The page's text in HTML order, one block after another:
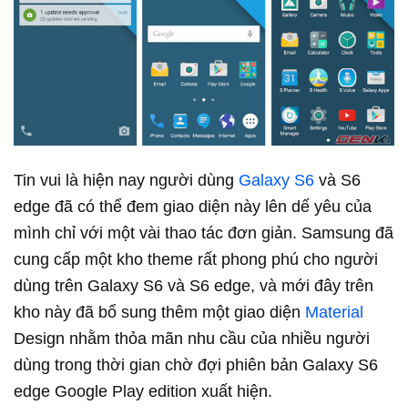
Tin vui là hiện nay người dùng Galaxy S6 và S6
edge đã có thể đem giao diện này lên dế yêu của
mình chỉ với một vài thao tác đơn giản. Samsung đã
cung cấp một kho theme rất phong phú cho người
dùng trên Galaxy S6 và S6 edge, và mới đây trên
kho này đã bổ sung thêm một giao diện Material
Design nhằm thỏa mãn nhu cầu của nhiều người
dùng trong thời gian chờ đợi phiên bản Galaxy S6
edge Google Play edition xuất hiện.